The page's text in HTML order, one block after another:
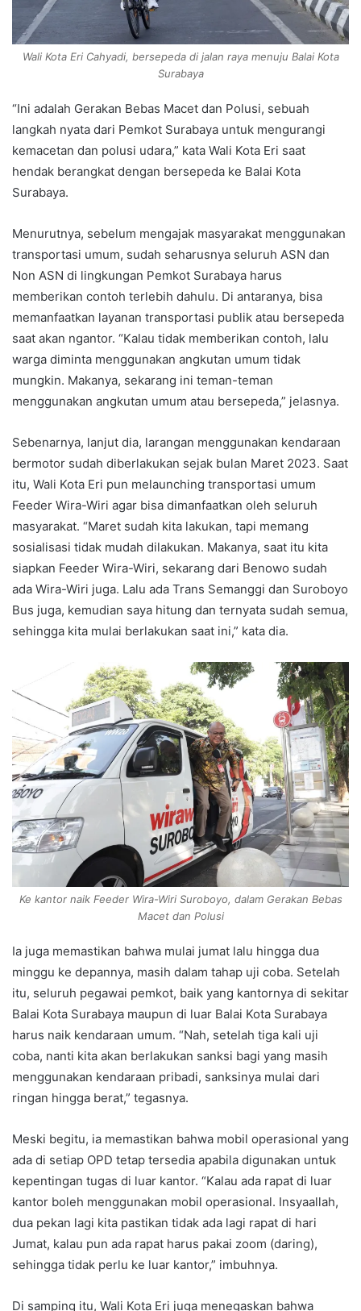
Wali Kota Eri Cahyadi, bersepeda di jalan raya menuju Balai Kota
Surabaya
“Ini adalah Gerakan Bebas Macet dan Polusi, sebuah
langkah nyata dari Pemkot Surabaya untuk mengurangi
kemacetan dan polusi udara,” kata Wali Kota Eri saat
hendak berangkat dengan bersepeda ke Balai Kota
Surabaya.
Menurutnya, sebelum mengajak masyarakat menggunakan
transportasi umum, sudah seharusnya seluruh ASN dan
Non ASN di lingkungan Pemkot Surabaya harus
memberikan contoh terlebih dahulu. Di antaranya, bisa
memanfaatkan layanan transportasi publik atau bersepeda
saat akan ngantor. “Kalau tidak memberikan contoh, lalu
warga diminta menggunakan angkutan umum tidak
mungkin. Makanya, sekarang ini teman-teman
menggunakan angkutan umum atau bersepeda,” jelasnya.
Sebenarnya, lanjut dia, larangan menggunakan kendaraan
bermotor sudah diberlakukan sejak bulan Maret 2023. Saat
itu, Wali Kota Eri pun melaunching transportasi umum
Feeder Wira-Wiri agar bisa dimanfaatkan oleh seluruh
masyarakat. “Maret sudah kita lakukan, tapi memang
sosialisasi tidak mudah dilakukan. Makanya, saat itu kita
siapkan Feeder Wira-Wiri, sekarang dari Benowo sudah
ada Wira-Wiri juga. Lalu ada Trans Semanggi dan Suroboyo
Bus juga, kemudian saya hitung dan ternyata sudah semua,
sehingga kita mulai berlakukan saat ini,” kata dia.
Ke kantor naik Feeder Wira-Wiri Suroboyo, dalam Gerakan Bebas
Macet dan Polusi
Ia juga memastikan bahwa mulai jumat lalu hingga dua
minggu ke depannya, masih dalam tahap uji coba. Setelah
itu, seluruh pegawai pemkot, baik yang kantornya di sekitar
Balai Kota Surabaya maupun di luar Balai Kota Surabaya
harus naik kendaraan umum. “Nah, setelah tiga kali uji
coba, nanti kita akan berlakukan sanksi bagi yang masih
menggunakan kendaraan pribadi, sanksinya mulai dari
ringan hingga berat,” tegasnya.
Meski begitu, ia memastikan bahwa mobil operasional yang
ada di setiap OPD tetap tersedia apabila digunakan untuk
kepentingan tugas di luar kantor. “Kalau ada rapat di luar
kantor boleh menggunakan mobil operasional. Insyaallah,
dua pekan lagi kita pastikan tidak ada lagi rapat di hari
Jumat, kalau pun ada rapat harus pakai zoom (daring),
sehingga tidak perlu ke luar kantor,” imbuhnya.
Di samping itu, Wali Kota Eri juga menegaskan bahwa